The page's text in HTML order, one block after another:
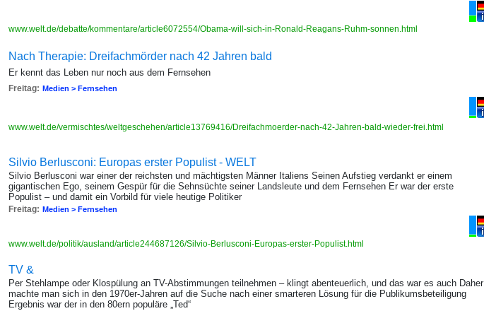
www.welt.de/debatte/kommentare/article6072554/Obama-will-sich-in-Ronald-Reagans-Ruhm-sonnen.html
Nach Therapie: Dreifachmörder nach 42 Jahren bald
Er kennt das Leben nur noch aus dem Fernsehen
Freitag: Medien > Fernsehen
www.welt.de/vermischtes/weltgeschehen/article13769416/Dreifachmoerder-nach-42-Jahren-bald-wieder-frei.html
Silvio Berlusconi: Europas erster Populist - WELT
Silvio Berlusconi war einer der reichsten und mächtigsten Männer Italiens Seinen Aufstieg verdankt er einem
gigantischen Ego, seinem Gespür für die Sehnsüchte seiner Landsleute und dem Fernsehen Er war der erste
Populist – und damit ein Vorbild für viele heutige Politiker
Freitag: Medien > Fernsehen
www.welt.de/politik/ausland/article244687126/Silvio-Berlusconi-Europas-erster-Populist.html
TV &
Per Stehlampe oder Klospülung an TV-Abstimmungen teilnehmen – klingt abenteuerlich, und das war es auch Daher
machte man sich in den 1970er-Jahren auf die Suche nach einer smarteren Lösung für die Publikumsbeteiligung
Ergebnis war der in den 80ern populäre „Ted“